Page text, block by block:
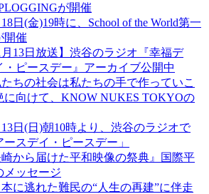
が開催
日(金)19時に、School of the World第一
開催
月13日放送】渋谷のラジオ『幸福デ
・ピースデー』アーカイブ公開中
たちの社会は私たちの手で作っていこ
に向けて、KNOW NUKES TOKYOの
13日(日)朝10時より、渋谷のラジオで
ースデイ・ピースデー」
崎から届けた平和映像の祭典』国際平
メッセージ
本に逃れた難民の“人生の再建”に伴走